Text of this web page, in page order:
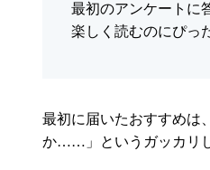
最初のアンケートに
楽しく読むのにぴっ
最初に届いたおすすめは
か……」というガッカリ